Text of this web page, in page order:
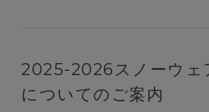
2025-2026スノーウェ
についてのご案内